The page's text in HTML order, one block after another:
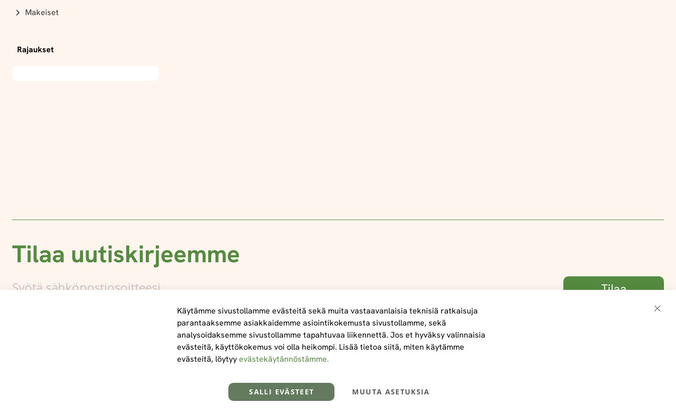
Makeiset
Rajaukset
Tilaa uutiskirjeemme
Tilaa
Sulje
Käytämme sivustollamme evästeitä sekä muita vastaavanlaisia teknisiä ratkaisuja
parantaaksemme asiakkaidemme asiointikokemusta sivustollamme, sekä
analysoidaksemme sivustollamme tapahtuvaa liikennettä. Jos et hyväksy valinnaisia
evästeitä, käyttökokemus voi olla heikompi. Lisää tietoa siitä, miten käytämme
evästeitä, löytyyevästekäytännöstämme.
SALLI EVÄSTEET MUUTA ASETUKSIA